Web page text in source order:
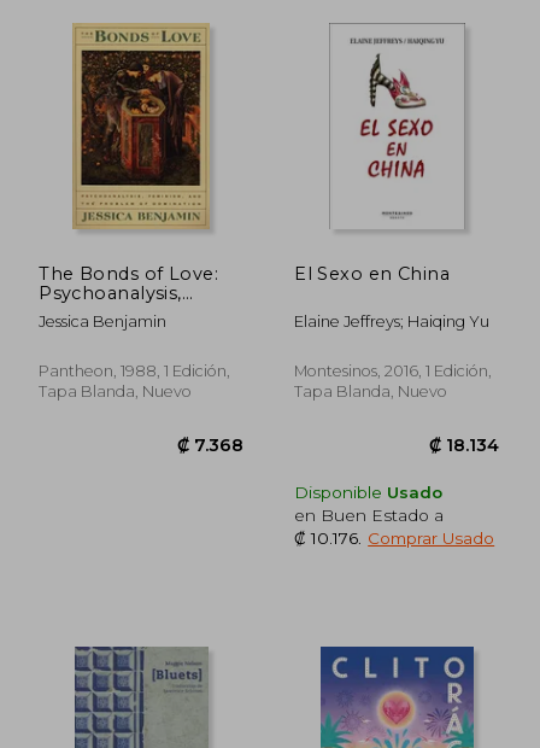
The Bonds of Love:
Psychoanalysis,
Feminism and the
Problems of
Inglés)
Jessica Benjamin
Pantheon, 1988, 1 Edición,
Tapa Blanda, Nuevo
El Sexo en China
Elaine Jeffreys; Haiqing Yu
Montesinos, 2016, 1 Edición,
Tapa Blanda, Nuevo
Disponible Usado
en Buen Estado a
₡ 10.176 Comprar Usado